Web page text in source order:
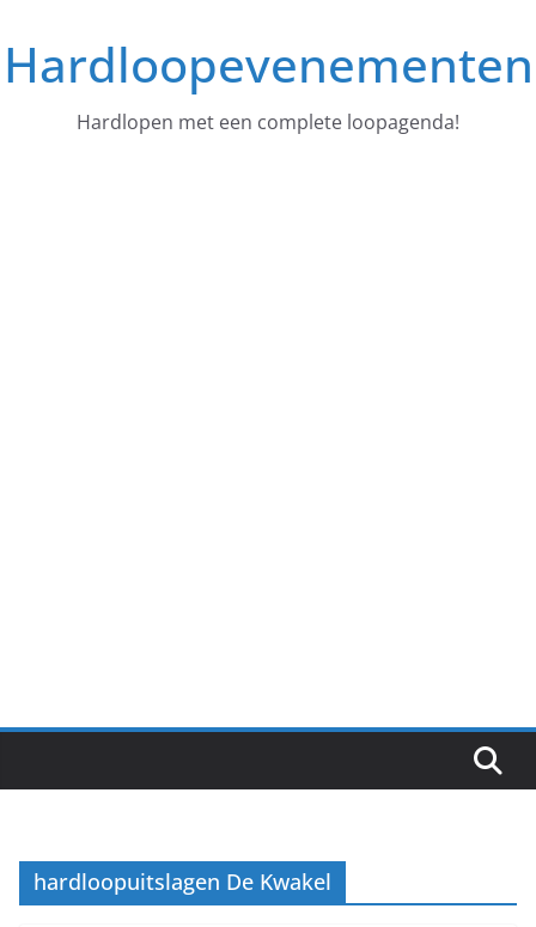
naar
deHardloopevenementen
Hardlopen met een complete loopagenda!
hardloopuitslagen De Kwakel